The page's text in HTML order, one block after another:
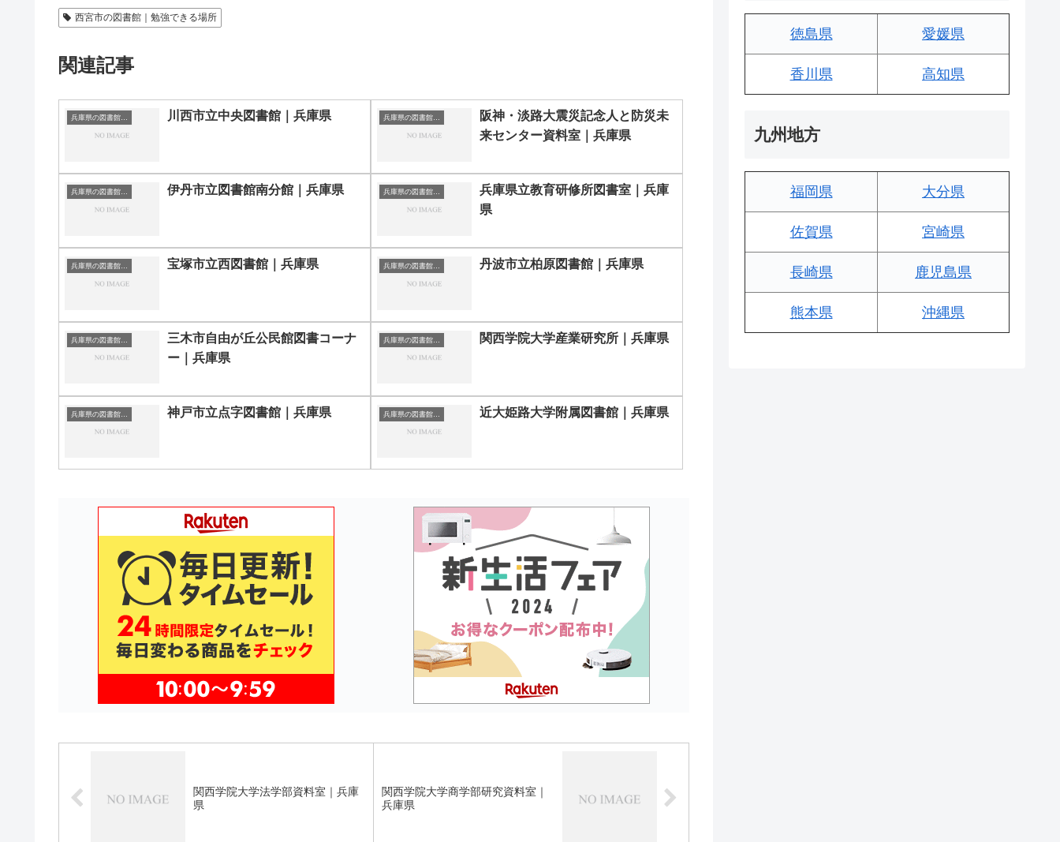
西宮市の図書館｜勉強できる場所
関連記事
兵庫県の図書館｜勉強できる場所 川西市立中央図書館｜兵庫県 兵庫県の図書館｜勉強できる場所
阪神・淡路大震災記念人と防災未
来センター資料室｜兵庫県
兵庫県の図書館｜勉強できる場所 伊丹市立図書館南分館｜兵庫県 兵庫県の図書館｜勉強できる場所
兵庫県立教育研修所図書室｜兵庫
県
兵庫県の図書館｜勉強できる場所 宝塚市立西図書館｜兵庫県 兵庫県の図書館｜勉強できる場所 丹波市立柏原図書館｜兵庫県
三木市自由が丘公民館図書コーナ
ー｜兵庫県
関西学院大学産業研究所｜兵庫県
神戸市立点字図書館｜兵庫県 近大姫路大学附属図書館｜兵庫県
関西学院大学法学部資料室｜兵庫
県
関西学院大学商学部研究資料室｜
兵庫県
徳島県 愛媛県
香川県 高知県
九州地方
福岡県 大分県
佐賀県 宮崎県
長崎県 鹿児島県
熊本県 沖縄県